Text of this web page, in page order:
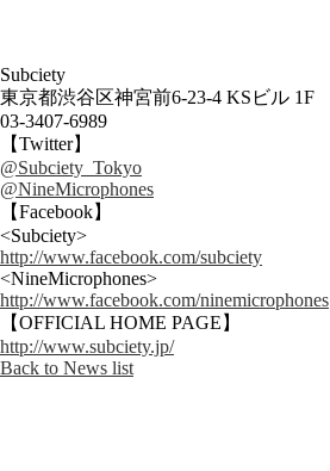
Subciety
東京都渋谷区神宮前6-23-4 KSビル 1F
03-3407-6989
【Twitter】
@Subciety_Tokyo
@NineMicrophones
【Facebook】
<Subciety>
http://www.facebook.com/subciety
<NineMicrophones>
http://www.facebook.com/ninemicrophones
【OFFICIAL HOME PAGE】
http://www.subciety.jp/
Back to News list